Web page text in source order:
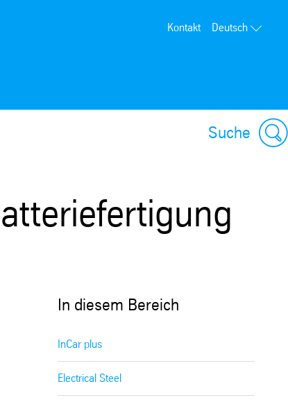
Kontakt Deutsch
Suche
In diesem Bereich
InCar plus
Electrical Steel